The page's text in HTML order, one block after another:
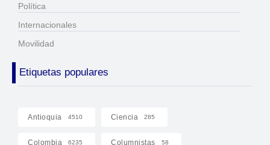
Política
Internacionales
Movilidad
Etiquetas populares
Antioquia 4510 Ciencia 285
Colombia 6235 Columnistas 58